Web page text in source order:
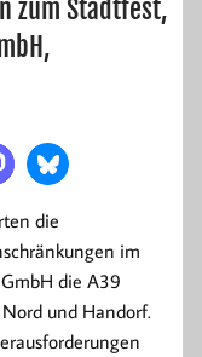
zum Stadtfest,
die
im
die A39
und Handorf.